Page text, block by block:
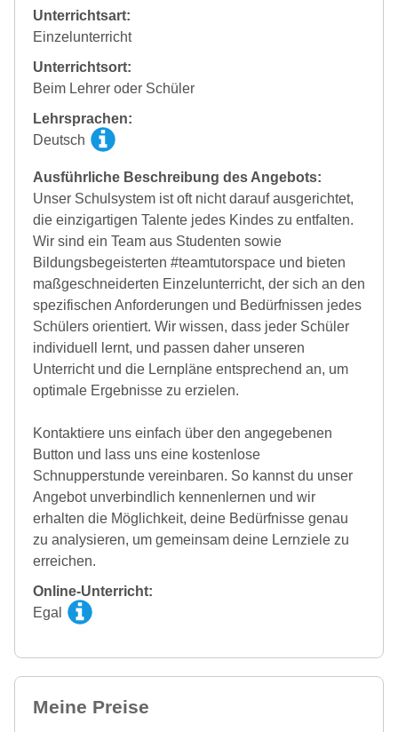
Unterrichtsart:
Einzelunterricht
Unterrichtsort:
Beim Lehrer oder Schüler
Lehrsprachen:
Deutsch
Ausführliche Beschreibung des Angebots:
Unser Schulsystem ist oft nicht darauf ausgerichtet,
die einzigartigen Talente jedes Kindes zu entfalten.
Wir sind ein Team aus Studenten sowie
Bildungsbegeisterten #teamtutorspace und bieten
maßgeschneiderten Einzelunterricht, der sich an den
spezifischen Anforderungen und Bedürfnissen jedes
Schülers orientiert. Wir wissen, dass jeder Schüler
individuell lernt, und passen daher unseren
Unterricht und die Lernpläne entsprechend an, um
optimale Ergebnisse zu erzielen.
Kontaktiere uns einfach über den angegebenen
Button und lass uns eine kostenlose
Schnupperstunde vereinbaren. So kannst du unser
Angebot unverbindlich kennenlernen und wir
erhalten die Möglichkeit, deine Bedürfnisse genau
zu analysieren, um gemeinsam deine Lernziele zu
erreichen.
Online-Unterricht:
Egal
Meine Preise